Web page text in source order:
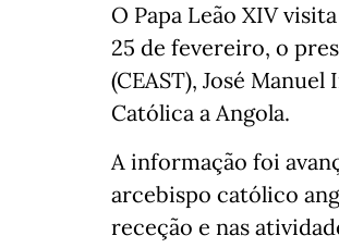
O Papa Leão XIV
25 de fevereiro, o
(CEAST), José
Católica a Angola.
A informação foi
arcebispo católico
receção e nas